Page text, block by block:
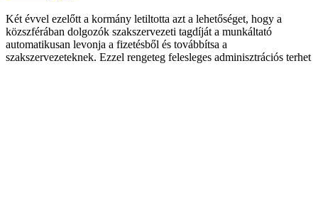
Két évvel ezelőtt a kormány letiltotta azt a lehetőséget, hogy a
közszférában dolgozók szakszervezeti tagdíját a munkáltató
automatikusan levonja a fizetésből és továbbítsa a
szakszervezeteknek. Ezzel rengeteg felesleges adminisztrációs terhet